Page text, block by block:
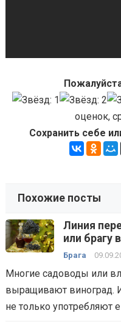
оценок,
Сохранить себе
Похожие посты
Линия
или брагу
малых
Брага
Многие садоводы или
выращивают виноград.
не только употребляют